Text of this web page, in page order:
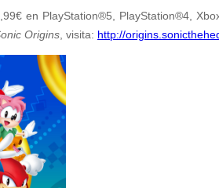
en PlayStation®5, PlayStation®4,
Origins , visita: http://